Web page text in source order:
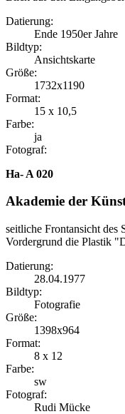
Datierung:
Ende 1950er Jahre
Bildtyp:
Ansichtskarte
Größe:
1732x1190
Format:
15 x 10,5
Farbe:
ja
Fotograf:
Ha- A 020
Akademie der
seitliche Frontansicht des
Vordergrund die Plastik
Datierung:
28.04.1977
Bildtyp:
Fotografie
Größe:
1398x964
Format:
8 x 12
Farbe:
sw
Fotograf:
Rudi Mücke